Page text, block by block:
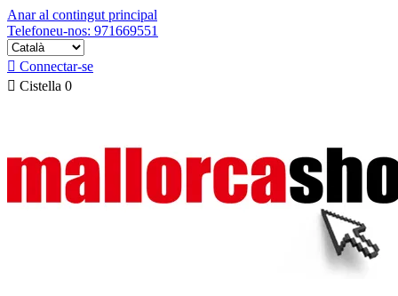
Anar al contingut principal
Telefoneu-nos: 971669551
 Connectar-se
 Cistella 0